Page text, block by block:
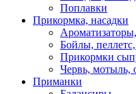
Поплавки
Прикормка, насадки
Бойлы,
Прикормки
Червь, мотыль,
Приманки